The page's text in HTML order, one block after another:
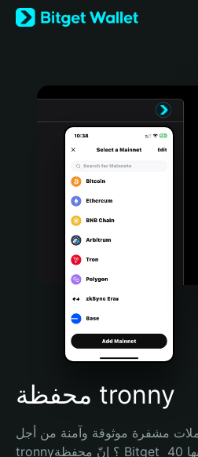
English
日本語
Türkçe
Português (Portugal)
Bahasa Indonesia
Português (Brasil)
Español (Argentina)
محفظة tronny
مشفرة موثوقة وآمنة من أجل
tronny؟ إنّ محفظة Bitget خيارك الأفضل. حيث يثق بها 40